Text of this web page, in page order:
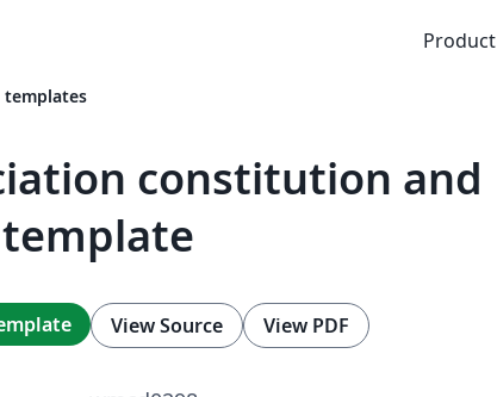
Product
templates
constitution and
View Source View PDF